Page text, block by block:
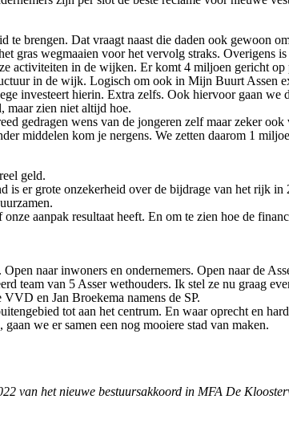
brengen. Dat vraagt naast die daden ook gewoon
gras wegmaaien voor het vervolg straks. Overigens
activiteiten in de wijken. Er komt 4 miljoen gericht
in de wijk. Logisch om ook in Mijn Buurt Assen
investeert hierin. Extra zelfs. Ook hiervoor gaan
maar zien niet altijd hoe.
gedragen wens van de jongeren zelf maar zeker
middelen kom je nergens. We zetten daarom 1
geld.
er grote onzekerheid over de bijdrage van het rijk
aanpak resultaat heeft. En om te zien hoe de
naar inwoners en ondernemers. Open naar de
team van 5 Asser wethouders. Ik stel ze nu graag
en Jan Broekema namens de SP.
tot aan het centrum. En waar oprecht en
we er samen een nog mooiere stad van maken.
van het nieuwe bestuursakkoord in MFA De